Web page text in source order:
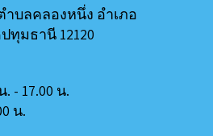
ำบลคลองหนึ่ง อำเภอ
ทุมธานี 12120
- 17.00 น.
น.